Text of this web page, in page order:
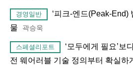
경영일반
‘피크-엔드(Peak-End)
물
곽승욱
스페셜리포트
‘모두에게 필요’보
전 웨어러블 기술 정의부터 확실하